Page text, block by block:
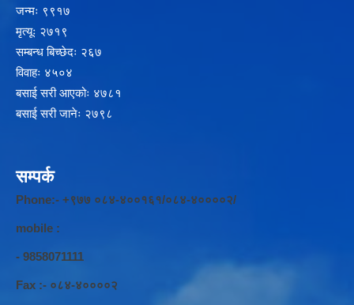
जन्मः ९९१७
मृत्यूः २७१९
सम्बन्ध बिच्छेदः २६७
विवाहः ४५०४
बसाई सरी आएकोः ४७८१
बसाई सरी जानेः २७९८
सम्पर्क
Phone:- +९७७ ०८४-४००१६१/०८४-४००००२/
mobile :
- 9858071111
Fax :- ०८४-४००००२